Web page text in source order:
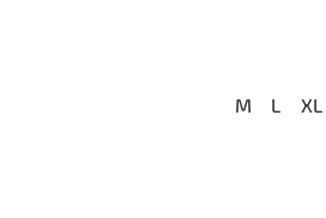
M L
XL